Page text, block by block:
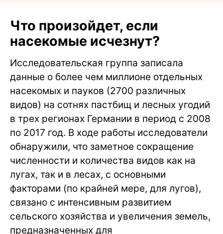
Что произойдет, если
насекомые исчезнут?
Исследовательская группа записала
данные о более чем миллионе отдельных
насекомых и пауков (2700 различных
видов) на сотнях пастбищ и лесных угодий
в трех регионах Германии в период с 2008
по 2017 год. В ходе работы исследователи
обнаружили, что заметное сокращение
численности и количества видов как на
лугах, так и в лесах, с основными
факторами (по крайней мере, для лугов),
связано с интенсивным развитием
сельского хозяйства и увеличения земель,
предназначенных для